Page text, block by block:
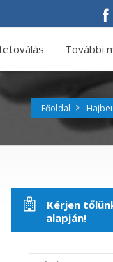
További
Főoldal
Kérjen
alapján!